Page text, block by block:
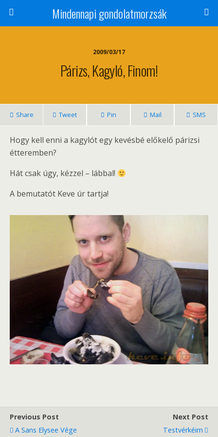
Mindennapi gondolatmorzsák
2009/03/17
Párizs, Kagyló, Finom!
Share Tweet Pin Mail SMS
Hogy kell enni a kagylót egy kevésbé előkelő párizsi
étteremben?
Hát csak úgy, kézzel – lábbal!
A bemutatót Keve úr tartja!
Previous Post
A Sans Elysee Vége
Next Post
Testvérkéim